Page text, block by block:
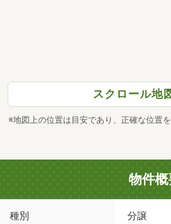
スクロール地
※地図上の位置は目安であり、正確な位置
物件
種別 分譲